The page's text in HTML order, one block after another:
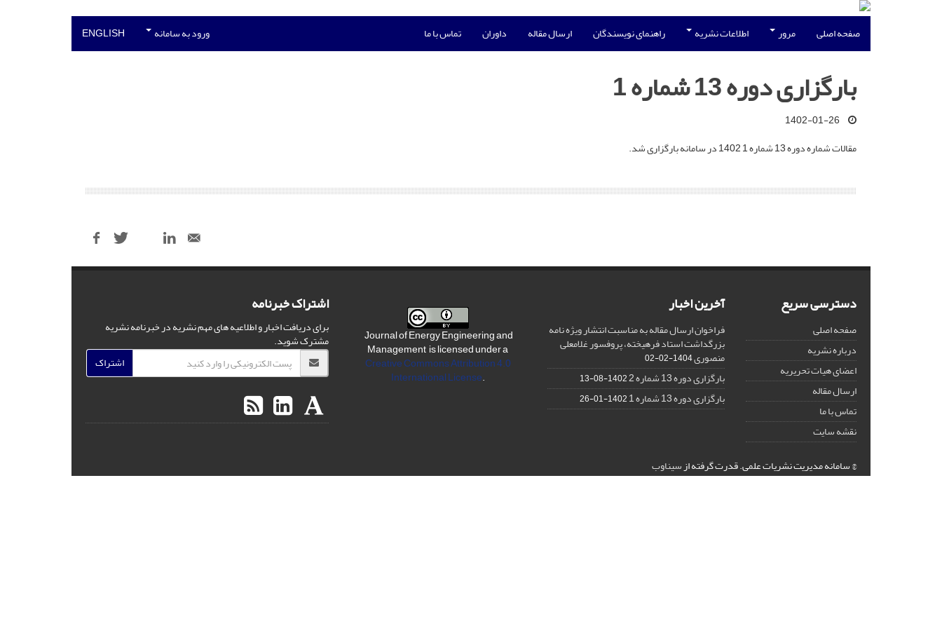
صفحه اصلی مرور اطلاعات نشریه راهنمای نویسندگان ارسال مقاله داوران تماس با ما ورود به سامانه ENGLISH
بارگزاری دوره 13 شماره 1
1402-01-26
مقالات شماره دوره 13 شماره 1 1402 در سامانه بارگزاری شد.
دسترسی سریع
صفحه اصلی
درباره نشریه
اعضای هیات تحریریه
ارسال مقاله
تماس با ما
نقشه سایت
آخرین اخبار
فراخوان ارسال مقاله به مناسبت انتشار ویژه نامه
بزرگداشت استاد فرهیخته، پروفسور غلامعلی
منصوری1404-02-02
بارگزاری دوره 13 شماره 2 1402-08-13
بارگزاری دوره 13 شماره 1 1402-01-26
Journal of Energy Engineering and
Management is licensed under a
Creative Commons Attribution 4.0
International License.
اشتراک خبرنامه
برای دریافت اخبار و اطلاعیه های مهم نشریه در خبرنامه نشریه
مشترک شوید.
اشتراک
© سامانه مدیریت نشریات علمی.قدرت گرفته ازسیناوب